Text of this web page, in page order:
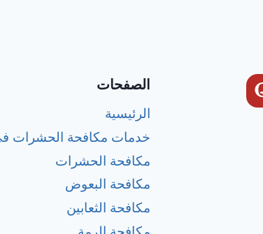
الصفحات
الرئيسية
خدمات مكافحة الحشرات
مكافحة الحشرات
مكافحة البعوض
مكافحة الثعابين